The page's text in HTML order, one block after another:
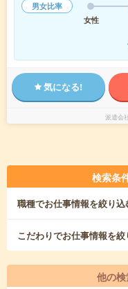
男女比率
女性
気になる!
派遣会社
検索条
職種でお仕事情報を絞り込
こだわりでお仕事情報を絞
他の